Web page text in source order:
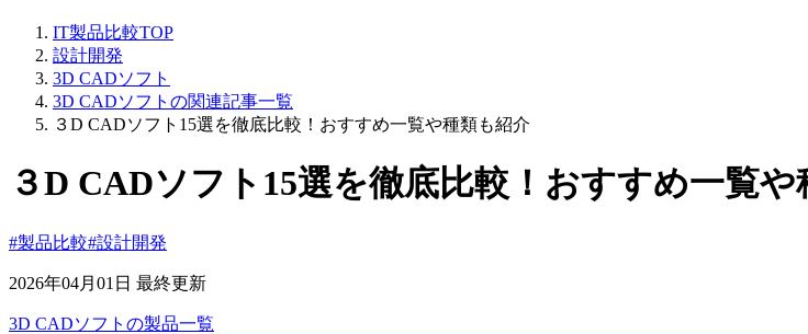
IT製品比較TOP
設計開発
3D CADソフト
3D CADソフトの関連記事一覧
３D CADソフト15選を徹底比較！おすすめ一覧や種類も紹介
３D CADソフト15選を徹底比較！おすすめ一覧
#製品比較#設計開発
2026年04月01日 最終更新
3D CADソフト の製品一覧